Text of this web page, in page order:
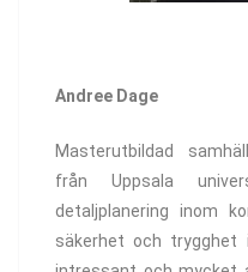
Andree Dage
Masterutbildad
från Uppsala
detaljplanering inom
säkerhet och